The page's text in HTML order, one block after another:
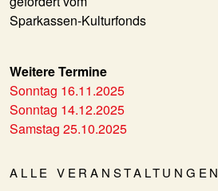
Sparkassen-Kulturfonds
Weitere Termine
Sonntag 16.11.2025
Sonntag 14.12.2025
Samstag 25.10.2025
ALLE VERANSTALTUNGEN